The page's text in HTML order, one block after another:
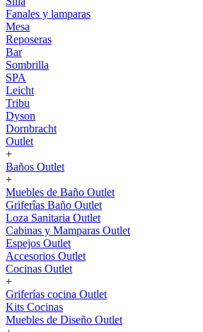
Fanales y lamparas
Mesa
Reposeras
Bar
Sombrilla
SPA
Leicht
Tribu
Dyson
Dornbracht
Outlet
+
Baños Outlet
+
Muebles de Baño Outlet
Griferîas Baño Outlet
Loza Sanitaria Outlet
Cabinas y Mamparas Outlet
Espejos Outlet
Accesorios Outlet
Cocinas Outlet
+
Griferías cocina Outlet
Kits Cocinas
Muebles de Diseño Outlet